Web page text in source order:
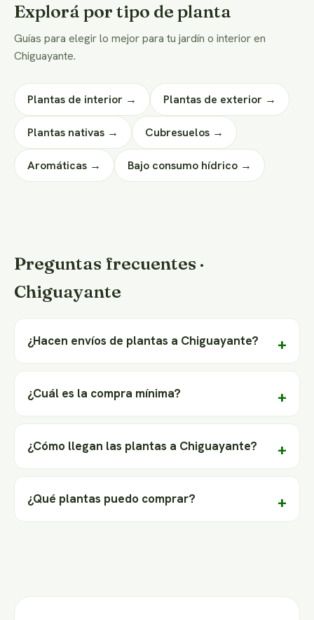
Explorá por tipo de planta
Guías para elegir lo mejor para tu jardín o interior en
Chiguayante.
Plantas de interior → Plantas de exterior →
Plantas nativas → Cubresuelos →
Aromáticas → Bajo consumo hídrico →
Preguntas frecuentes ·
Chiguayante
¿Hacen envíos de plantas a Chiguayante?
¿Cuál es la compra mínima?
¿Cómo llegan las plantas a Chiguayante?
¿Qué plantas puedo comprar?